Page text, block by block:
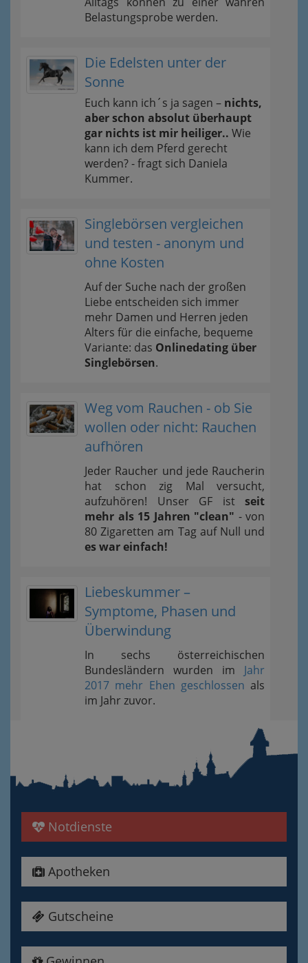
Belastungsprobe werden.
Die Edelsten unter der
Sonne
Euch kann ich´s ja sagen – nichts,
aber schon absolut überhaupt
gar nichts ist mir heiliger.. Wie
kann ich dem Pferd gerecht
werden? - fragt sich Daniela
Kummer.
Singlebörsen vergleichen
und testen - anonym und
ohne Kosten
Auf der Suche nach der großen
Liebe entscheiden sich immer
mehr Damen und Herren jeden
Alters für die einfache, bequeme
Variante: das Onlinedating über
Singlebörsen.
Weg vom Rauchen - ob Sie
wollen oder nicht: Rauchen
aufhören
Jeder Raucher und jede Raucherin
hat schon zig Mal versucht,
aufzuhören! Unser GF ist seit
mehr als 15 Jahren "clean" - von
80 Zigaretten am Tag auf Null und
es war einfach!
Liebeskummer –
Symptome, Phasen und
Überwindung
In sechs österreichischen
Bundesländern wurden im Jahr
2017 mehr Ehen geschlossen als
im Jahr zuvor.
Notdienste
Apotheken
Gutscheine